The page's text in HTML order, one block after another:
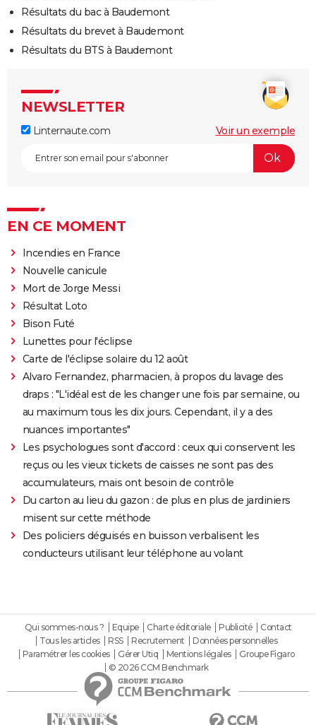
Résultats du bac à Baudemont
Résultats du brevet à Baudemont
Résultats du BTS à Baudemont
NEWSLETTER
Linternaute.com Voir un exemple
EN CE MOMENT
Incendies en France
Nouvelle canicule
Mort de Jorge Messi
Résultat Loto
Bison Futé
Lunettes pour l'éclipse
Carte de l'éclipse solaire du 12 août
Alvaro Fernandez, pharmacien, à propos du lavage des
draps : "L'idéal est de les changer une fois par semaine, ou
au maximum tous les dix jours. Cependant, il y a des
nuances importantes"
Les psychologues sont d'accord : ceux qui conservent les
reçus ou les vieux tickets de caisses ne sont pas des
accumulateurs, mais ont besoin de contrôle
Du carton au lieu du gazon : de plus en plus de jardiniers
misent sur cette méthode
Des policiers déguisés en buisson verbalisent les
conducteurs utilisant leur téléphone au volant
Qui sommes-nous ? Equipe Charte éditoriale Publicité
Contact
Tous les articles
RSS Recrutement
Données personnelles
Paramétrer les cookies
Gérer Utiq Mentions légales
Groupe Figaro
© 2026 CCM Benchmark